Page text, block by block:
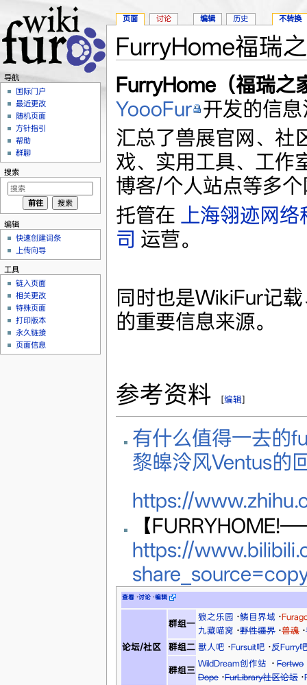
FurryHome福瑞
FurryHome（福瑞之
YoooFur 开发的信
汇总了兽展官网、社
戏、实用工具、工作
博客/个人站点等多
托管在
上海翎迹网
司 运营。
同时也是WikiFur记
的重要信息来源。
参考资料 [编辑]
有什么值得一去的
黎皞泠风Ventus的
https://
【
https://
查看·讨论·编辑
论坛/社区
群组一
狼之乐园 ·鳞目界域 ·
九藏喵窝 ·野性疆界·兽魂·
群组二 獸人吧 ·Fursuit吧 ·反Furry
群组三
WildDream创作站 · Fertwo
Dope·FurLibrary社区论坛·
页面 讨论 编辑 历史 不转换
导航
国际门户
最近更改
随机页面
方针指引
帮助
群聊
搜索
编辑
快速创建词条
上传向导
工具
链入页面
相关更改
特殊页面
打印版本
永久链接
页面信息